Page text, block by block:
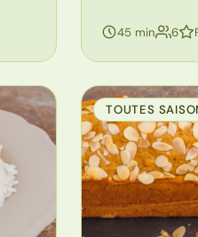
45 min 6
TOUTES